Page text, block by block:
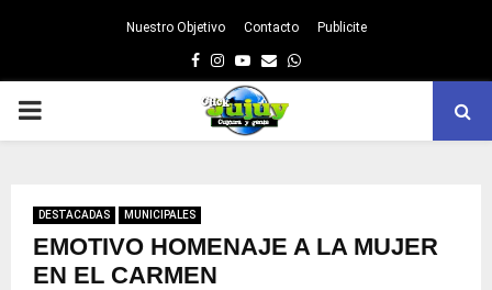
Nuestro Objetivo Contacto Publicite
Facebook
Instagram
Youtube
EmailWhatsapp
PRIMARY
DESTACADAS MUNICIPALES
EMOTIVO HOMENAJE A LA MUJER
EN EL CARMEN